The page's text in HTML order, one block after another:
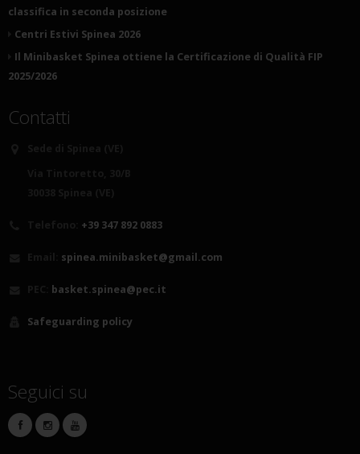
classifica in seconda posizione
Centri Estivi Spinea 2026
Il Minibasket Spinea ottiene la Certificazione di Qualità FIP
2025/2026
Contatti
+39 347 892 0883
spinea.minibasket@gmail.com
basket.spinea@pec.it
Safeguarding policy
Seguici su